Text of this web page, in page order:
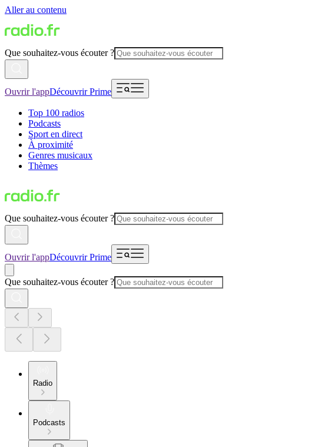
Aller au contenu
Que souhaitez-vous écouter ?
Ouvrir l'appDécouvrir Prime
Top 100 radios
Podcasts
Sport en direct
À proximité
Genres musicaux
Thèmes
Que souhaitez-vous écouter ?
Ouvrir l'appDécouvrir Prime
Que souhaitez-vous écouter ?
Radio
Podcasts